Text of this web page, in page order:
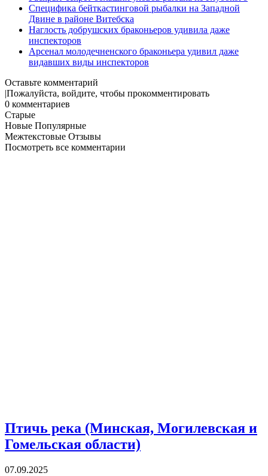
Специфика бейткастинговой рыбалки на Западной
Двине в районе Витебска
Наглость добрушских браконьеров удивила даже
инспекторов
Арсенал молодечненского браконьера удивил даже
видавших виды инспекторов
Оставьте комментарий
|Пожалуйста, войдите, чтобы прокомментировать
0 комментариев
Старые
Новые Популярные
Межтекстовые Отзывы
Посмотреть все комментарии
Птичь река (Минская, Могилевская и
Гомельская области)
07.09.2025